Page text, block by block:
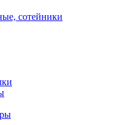
сотейники